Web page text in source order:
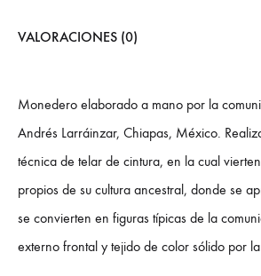
VALORACIONES (0)
Monedero elaborado a mano por la
Andrés Larráinzar, Chiapas, México.
técnica de telar de cintura, en la cual
propios de su cultura ancestral, donde se
se convierten en figuras típicas de la
externo frontal y tejido de color sólido por